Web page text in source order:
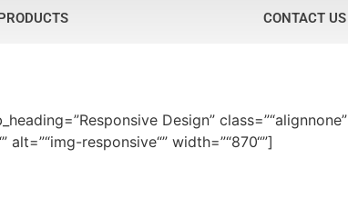
CONTACT US
Design” class=”“alignnone”
responsive“” width=”“870“”]